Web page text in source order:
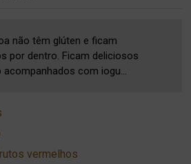
não têm glúten e ficam
por dentro. Ficam deliciosos
com iogu...
vermelhos